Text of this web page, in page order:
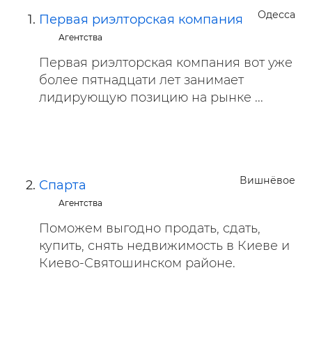
Одесса
Первая риэлторская компания
Агентства
Первая риэлторская компания вот уже
более пятнадцати лет занимает
лидирующую позицию на рынке ...
Вишнёвое
Спарта
Агентства
Поможем выгодно продать, сдать,
купить, снять недвижимость в Киеве и
Киево-Святошинском районе.